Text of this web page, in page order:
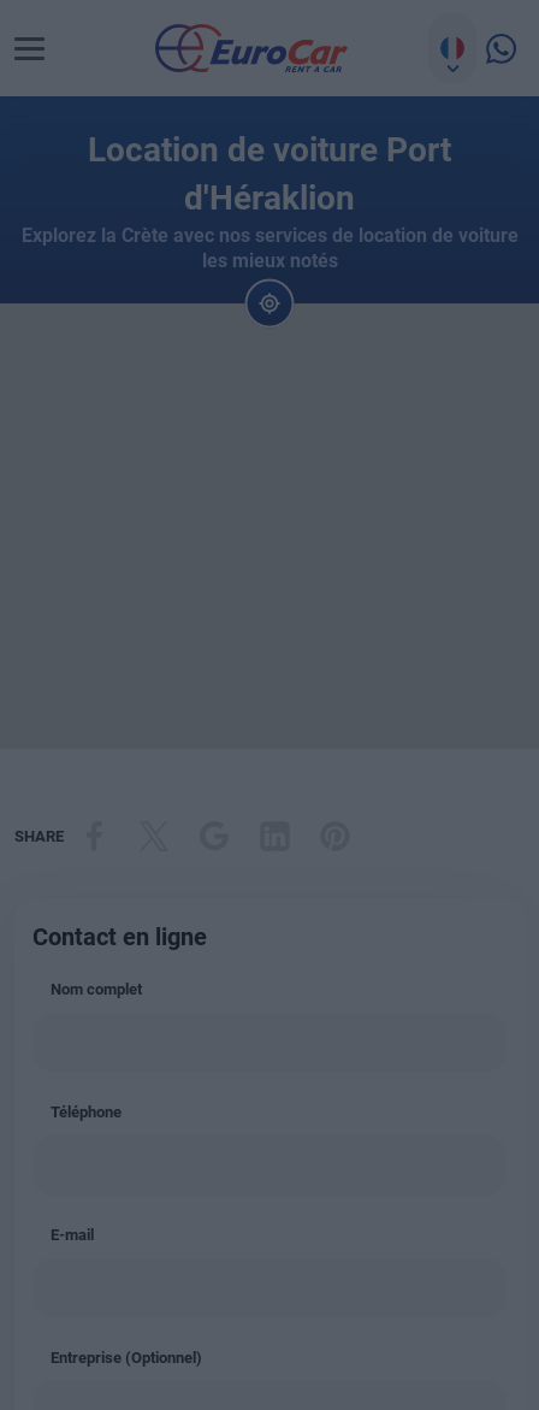
Location de voiture Port
d'Héraklion
Explorez la Crète avec nos services de location de voiture
les mieux notés
SHARE
Contact en ligne
Nom complet
Téléphone
E-mail
Entreprise (Optionnel)